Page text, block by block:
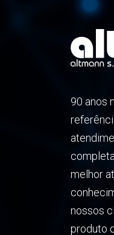
90 anos
melhor
nossos
produto